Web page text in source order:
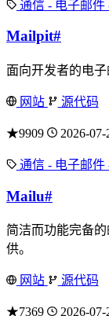
通信 - 电子邮件
Mailpit#
面向开发者的电子
网站 源代码
★9909 2026-07-
通信 - 电子邮件
Mailu#
简洁而功能完备
供。
网站 源代码
★7369 2026-07-